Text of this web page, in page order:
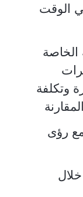
الوقت
الخاصة
وتكلفة
رؤى